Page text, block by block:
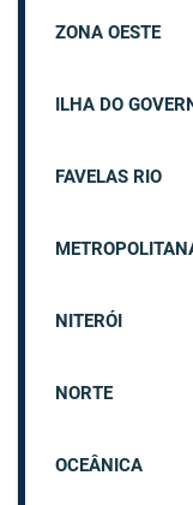
ZONA OESTE
ILHA DO
FAVELAS RIO
NITERÓI
NORTE
OCEÂNICA